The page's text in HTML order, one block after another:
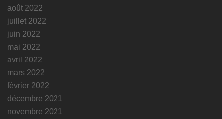
août 2022
juillet 2022
juin 2022
mai 2022
avril 2022
mars 2022
février 2022
décembre 2021
novembre 2021